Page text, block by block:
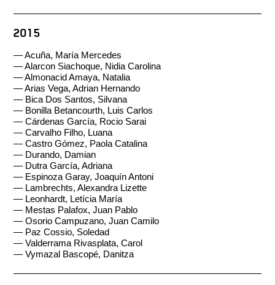
2015
— Acuña, María Mercedes
— Alarcon Siachoque, Nidia Carolina
— Almonacid Amaya, Natalia
— Arias Vega, Adrian Hernando
— Bica Dos Santos, Silvana
— Bonilla Betancourth, Luis Carlos
— Cárdenas García, Rocio Sarai
— Carvalho Filho, Luana
— Castro Gómez, Paola Catalina
— Durando, Damian
— Dutra García, Adriana
— Espinoza Garay, Joaquín Antoni
— Lambrechts, Alexandra Lizette
— Leonhardt, Letícia María
— Mestas Palafox, Juan Pablo
— Osorio Campuzano, Juan Camilo
— Paz Cossio, Soledad
— Valderrama Rivasplata, Carol
— Vymazal Bascopé, Danitza